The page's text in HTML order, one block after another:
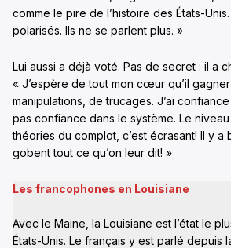
comme le pire de l’histoire des États-
polarisés. Ils ne se parlent plus. »
Lui aussi a déjà voté. Pas de secret : il a
« J’espère de tout mon cœur qu’il
manipulations, de trucages. J’ai
pas confiance dans le système. Le
théories du complot, c’est écrasant! Il y
gobent tout ce qu’on leur dit! »
Les francophones en Louisiane
Avec le Maine, la Louisiane est l’état le
États-Unis. Le français y est parlé depuis